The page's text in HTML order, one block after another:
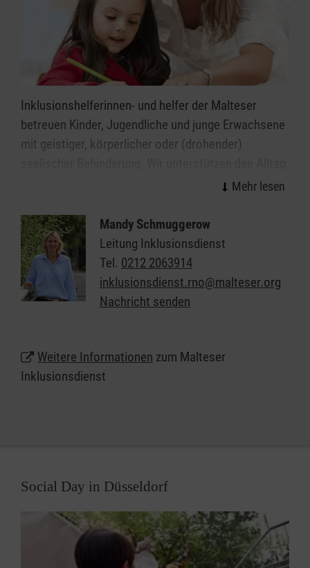
Inklusionshelferinnen- und helfer der Malteser
betreuen Kinder, Jugendliche und junge Erwachsene
mit geistiger, körperlicher oder (drohender)
in Schulen, Kindergärten und Kitas in Ort, sodass die
selbstständig meistern können.
Diese Unterstützung geben wir ganz individuell, je
nachdem was die Kinder und Jugendlichen
brauchen, und im Einklang mit den Vorgaben der
Mandy Schmuggerow
Leitung Inklusionsdienst
Tel. 0212 2063914
inklusionsdienst.rno@malteser.org
Nachricht senden
Weitere Informationen zum Malteser
Inklusionsdienst
Social Day in Düsseldorf